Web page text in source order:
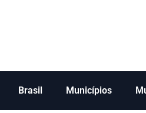
Brasil Municípios